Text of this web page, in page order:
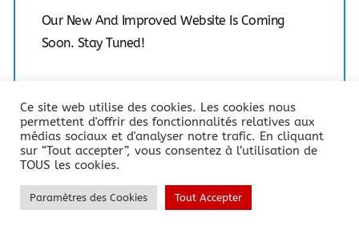
Our New And Improved Website Is Coming
Soon. Stay Tuned!
© 2021 Points De Vue. All Rights Reserved.
T
w
i
F
a
c
Ce site web utilise des cookies. Les cookies nous
permettent d'offrir des fonctionnalités relatives aux
médias sociaux et d'analyser notre trafic. En cliquant
sur “Tout accepter”, vous consentez à l’utilisation de
TOUS les cookies.
Paramètres des Cookies Tout Accepter